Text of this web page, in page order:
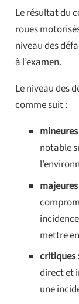
Le résultat du
roues
niveau des
à l’examen.
Le niveau des
comme suit :
notable
mettre
critiques :
direct et
une